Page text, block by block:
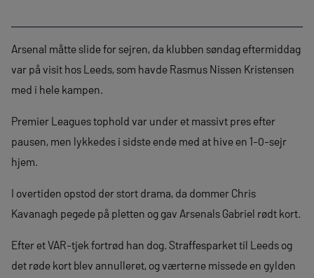
Arsenal måtte slide for sejren, da klubben søndag eftermiddag
var på visit hos Leeds, som havde Rasmus Nissen Kristensen
med i hele kampen.
Premier Leagues tophold var under et massivt pres efter
pausen, men lykkedes i sidste ende med at hive en 1-0-sejr
hjem.
I overtiden opstod der stort drama, da dommer Chris
Kavanagh pegede på pletten og gav Arsenals Gabriel rødt kort.
Efter et VAR-tjek fortrød han dog. Straffesparket til Leeds og
det røde kort blev annulleret, og værterne missede en gylden